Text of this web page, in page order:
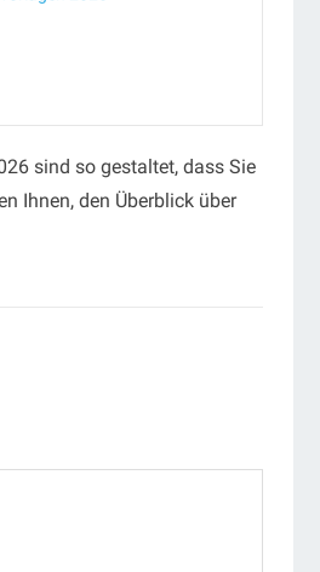
sind so gestaltet, dass Sie
Ihnen, den Überblick über